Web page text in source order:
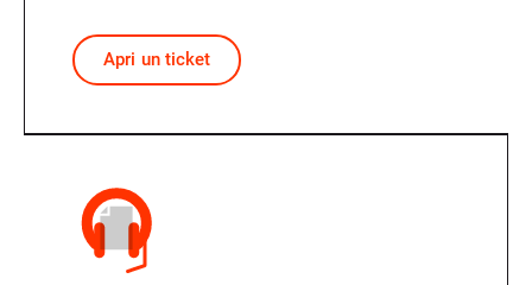
Apri un ticket